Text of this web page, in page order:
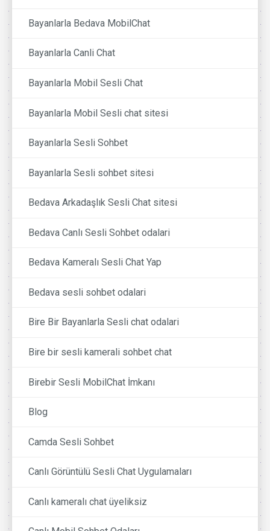
Bayanlarla Bedava MobilChat
Bayanlarla Canli Chat
Bayanlarla Mobil Sesli Chat
Bayanlarla Mobil Sesli chat sitesi
Bayanlarla Sesli Sohbet
Bayanlarla Sesli sohbet sitesi
Bedava Arkadaşlık Sesli Chat sitesi
Bedava Canlı Sesli Sohbet odalari
Bedava Kameralı Sesli Chat Yap
Bedava sesli sohbet odalari
Bire Bir Bayanlarla Sesli chat odalari
Bire bir sesli kamerali sohbet chat
Birebir Sesli MobilChat İmkanı
Blog
Camda Sesli Sohbet
Canlı Görüntülü Sesli Chat Uygulamaları
Canlı kameralı chat üyeliksiz